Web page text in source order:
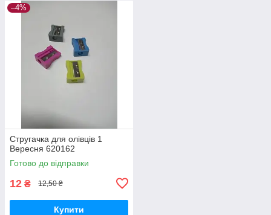
–4%
Стругачка для олівців 1
Вересня 620162
Готово до відправки
12 ₴ 12,50 ₴
Купити